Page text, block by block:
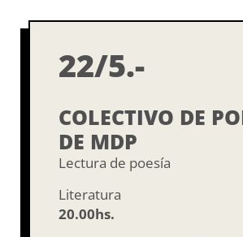
22/5.-
COLECTIVO DE
DE MDP
Lectura de poesía
Literatura
20.00hs.